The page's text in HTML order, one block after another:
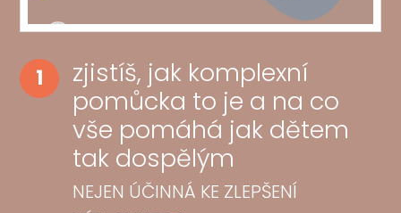
1
zjistíš, jak komplexní
pomůcka to je a na co
vše pomáhá jak dětem
tak dospělým
NEJEN ÚČINNÁ KE ZLEPŠENÍ